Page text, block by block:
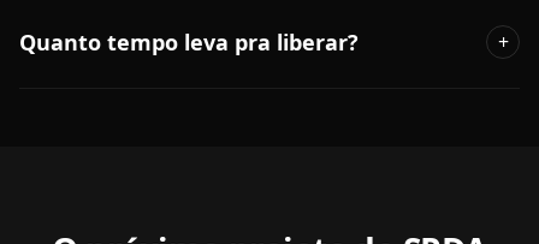
Quanto tempo leva pra liberar? +